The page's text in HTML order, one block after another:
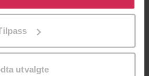
formål ved å klikke
utvalgte
(forfatter),Liv Steen